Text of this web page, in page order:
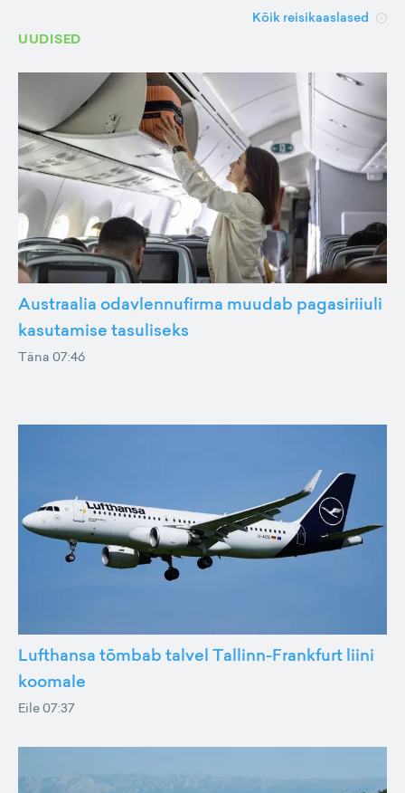
Kõik reisikaaslased
UUDISED
Austraalia odavlennufirma muudab pagasiriiuli
kasutamise tasuliseks
Täna 07:46
Lufthansa tõmbab talvel Tallinn-Frankfurt liini
koomale
Eile 07:37